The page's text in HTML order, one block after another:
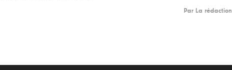
Par La rédaction